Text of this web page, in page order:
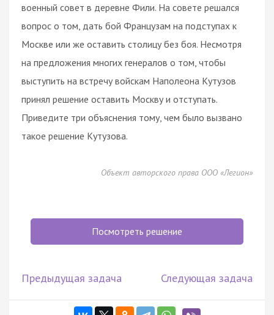
военный совет в деревне Фили. На совете решался
вопрос о том, дать бой Французам на подступах к
Москве или же оставить столицу без боя. Несмотря
на предложения многих генералов о том, чтобы
выступить на встречу войскам Наполеона Кутузов
принял решение оставить Москву и отступать.
Приведите три объяснения тому, чем было вызвано
такое решение Кутузова.
Объект авторского права ООО «Легион»
Посмотреть решение
Предыдущая задача Следующая задача